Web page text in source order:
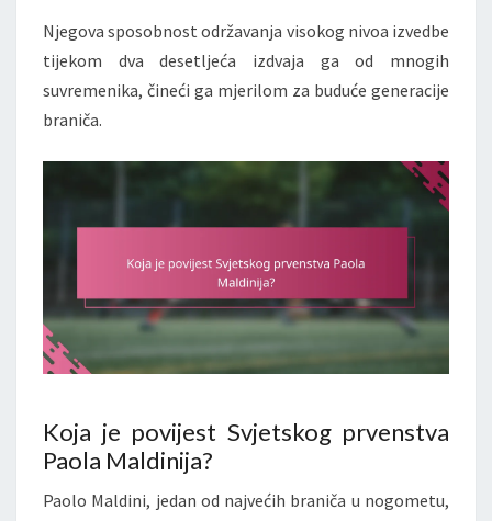
Njegova sposobnost održavanja visokog nivoa izvedbe
tijekom dva desetljeća izdvaja ga od mnogih
suvremenika, čineći ga mjerilom za buduće generacije
braniča.
Koja je povijest Svjetskog prvenstva
Paola Maldinija?
Paolo Maldini, jedan od najvećih braniča u nogometu,